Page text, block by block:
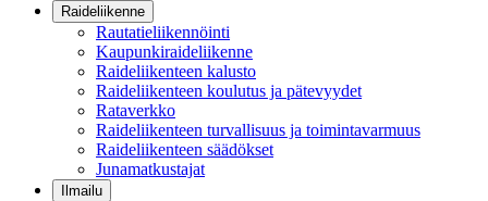
Raideliikenne
Rautatieliikennöinti
Kaupunkiraideliikenne
Raideliikenteen kalusto
Raideliikenteen koulutus ja pätevyydet
Rataverkko
Raideliikenteen turvallisuus ja toimintavarmuus
Raideliikenteen säädökset
Junamatkustajat
Ilmailu